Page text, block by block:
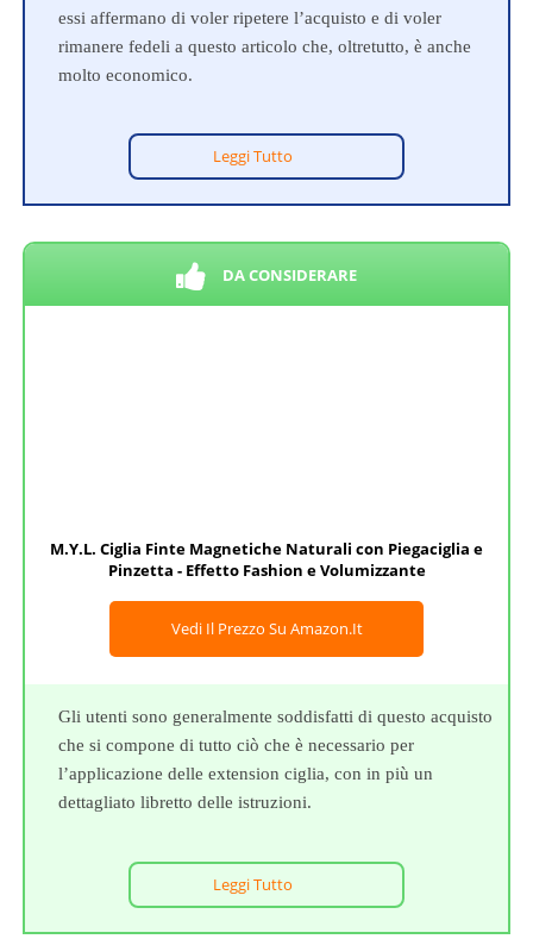
essi affermano di voler ripetere l’acquisto e di voler
rimanere fedeli a questo articolo che, oltretutto, è anche
molto economico.
Leggi Tutto
DA CONSIDERARE
M.Y.L. Ciglia Finte Magnetiche Naturali con Piegaciglia e
Pinzetta - Effetto Fashion e Volumizzante
Vedi Il Prezzo Su Amazon.it
Gli utenti sono generalmente soddisfatti di questo acquisto
che si compone di tutto ciò che è necessario per
l’applicazione delle extension ciglia, con in più un
dettagliato libretto delle istruzioni.
Leggi Tutto